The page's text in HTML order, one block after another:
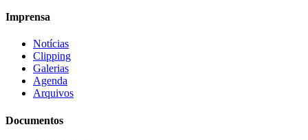
Imprensa
Notícias
Clipping
Galerias
Agenda
Arquivos
Documentos